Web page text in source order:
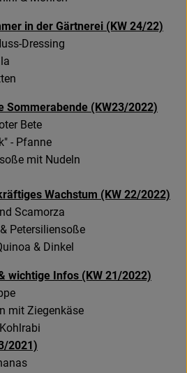
in der Gärtnerei (KW 24/22)
Dressing
Sommerabende (KW23/2022)
Bete
- Pfanne
mit Nudeln
Wachstum (KW 22/2022)
Scamorza
Petersiliensoße
& Dinkel
wichtige Infos (KW 21/2022)
mit Ziegenkäse
2021)